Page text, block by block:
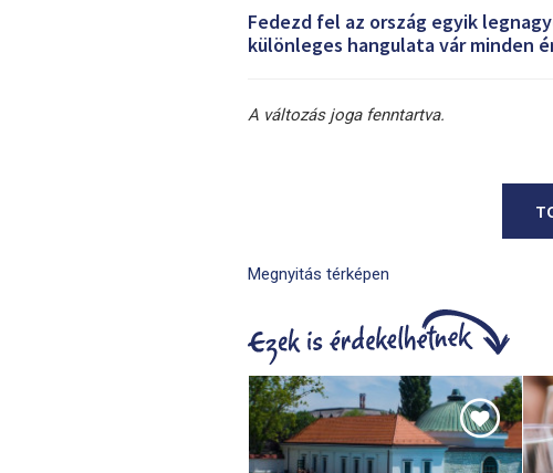
Fedezd fel az ország egyik
különleges hangulata vár minden
A változás joga fenntartva.
Megnyitás térképen